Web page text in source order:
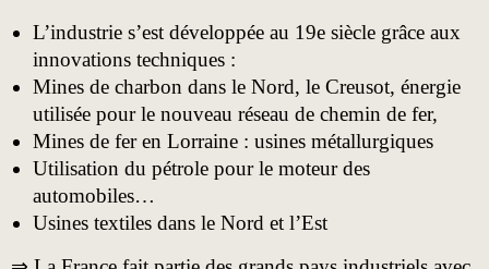
L’industrie s’est développée au 19e siècle grâce aux
innovations techniques :
Mines de charbon dans le Nord, le Creusot, énergie
utilisée pour le nouveau réseau de chemin de fer,
Mines de fer en Lorraine : usines métallurgiques
Utilisation du pétrole pour le moteur des
automobiles…
Usines textiles dans le Nord et l’Est